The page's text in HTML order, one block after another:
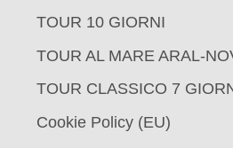
TOUR 10 GIORNI
TOUR AL MARE ARAL-
TOUR CLASSICO 7
Cookie Policy (EU)